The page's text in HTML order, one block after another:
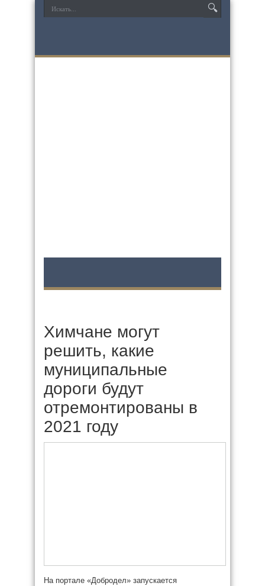
Химчане могут
решить, какие
муниципальные
дороги будут
отремонтированы в
2021 году
На портале «Добродел» запускается